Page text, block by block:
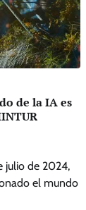
de la IA es
julio de 2024,
el mundo